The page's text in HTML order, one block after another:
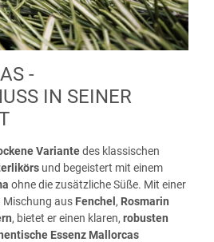
-
IN SEINER
Variantedes klassischen
und begeistert mit einem
ohne die zusätzliche Süße. Mit einer
aus Fenchel , Rosmarin
, bietet er einen klaren, robusten
Essenz Mallorcas